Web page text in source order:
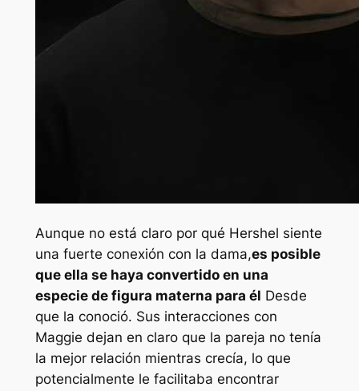
Aunque no está claro por qué Hershel siente
una fuerte conexión con la dama,es posible
que ella se haya convertido en una
especie de figura materna para él Desde
que la conoció. Sus interacciones con
Maggie dejan en claro que la pareja no tenía
la mejor relación mientras crecía, lo que
potencialmente le facilitaba encontrar